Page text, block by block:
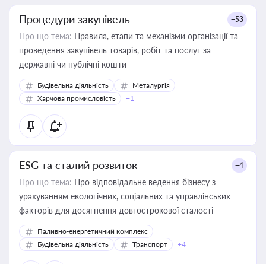
Процедури закупівель +53
Про що тема: Правила, етапи та механізми організації та
проведення закупівель товарів, робіт та послуг за
державні чи публічні кошти
Будівельна діяльність
Металургія
Харчова промисловість
+1
ESG та сталий розвиток +4
Про що тема: Про відповідальне ведення бізнесу з
урахуванням екологічних, соціальних та управлінських
факторів для досягнення довгострокової сталості
Паливно-енергетичний комплекс
Будівельна діяльність
Транспорт +4